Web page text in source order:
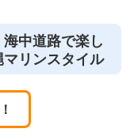
中道路で楽し
リンスタイル